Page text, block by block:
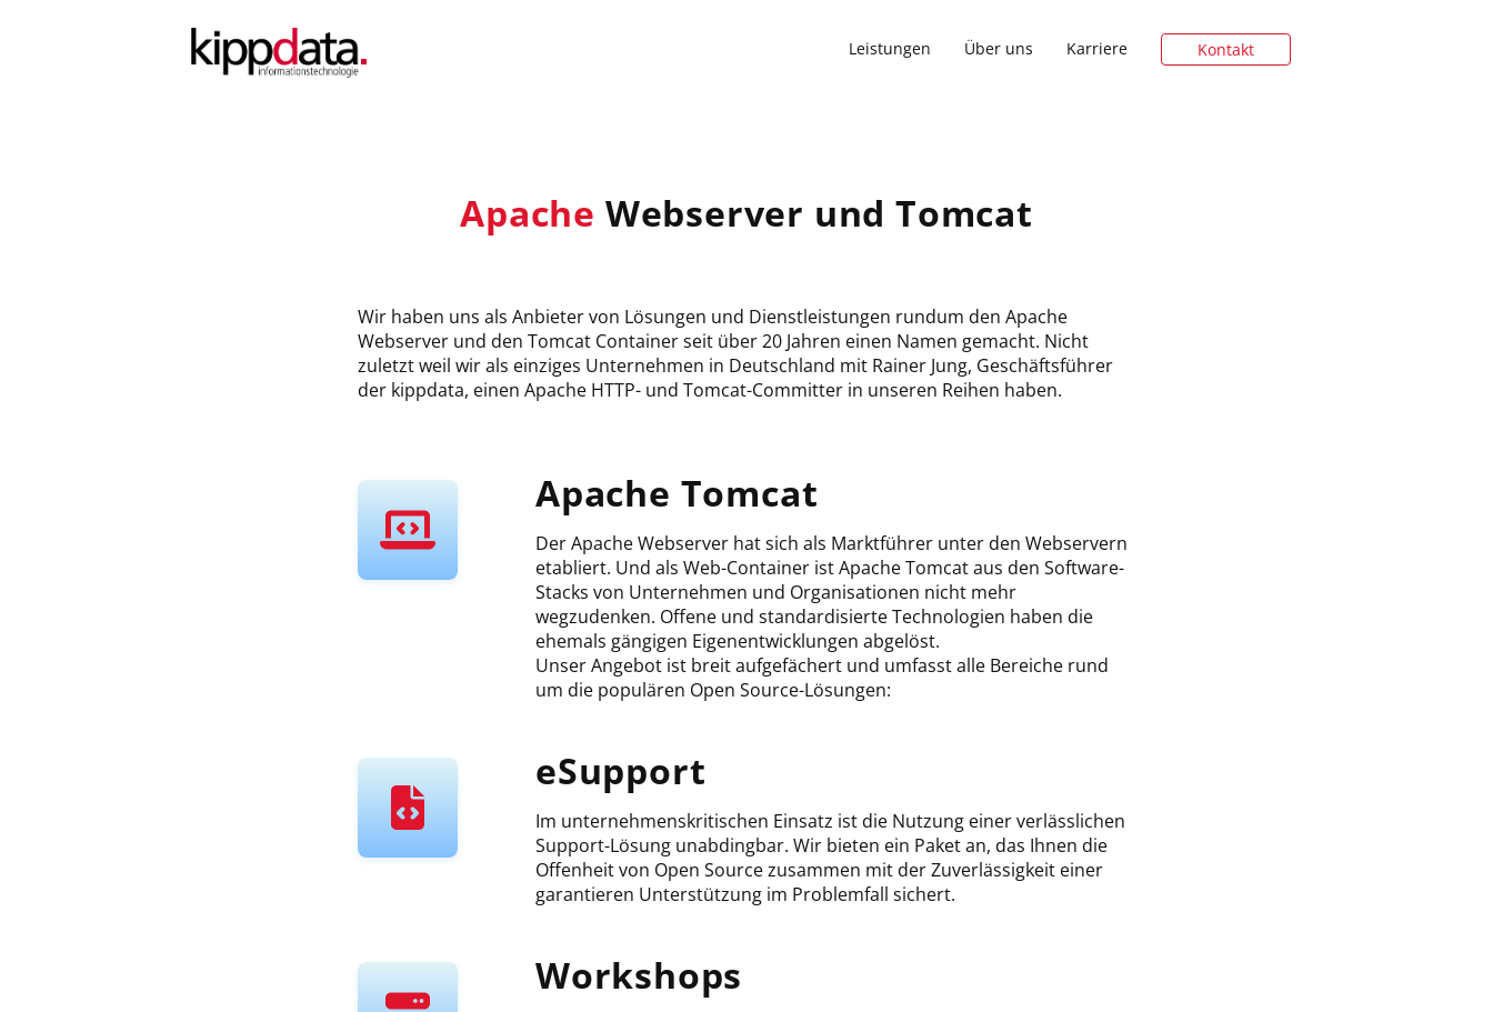
Hauptnavigation
Leistungen Über uns Karriere Kontakt
Apache Webserver und Tomcat
Wir haben uns als Anbieter von Lösungen und Dienstleistungen rundum den Apache
Webserver und den Tomcat Container seit über 20 Jahren einen Namen gemacht. Nicht
zuletzt weil wir als einziges Unternehmen in Deutschland mit Rainer Jung, Geschäftsführer
der kippdata, einen Apache HTTP- und Tomcat-Committer in unseren Reihen haben.
Apache Tomcat
Der Apache Webserver hat sich als Marktführer unter den Webservern
etabliert. Und als Web-Container ist Apache Tomcat aus den Software-
Stacks von Unternehmen und Organisationen nicht mehr
wegzudenken. Offene und standardisierte Technologien haben die
ehemals gängigen Eigenentwicklungen abgelöst.
Unser Angebot ist breit aufgefächert und umfasst alle Bereiche rund
um die populären Open Source-Lösungen:
eSupport
Im unternehmenskritischen Einsatz ist die Nutzung einer verlässlichen
Support-Lösung unabdingbar. Wir bieten ein Paket an, das Ihnen die
Offenheit von Open Source zusammen mit der Zuverlässigkeit einer
garantieren Unterstützung im Problemfall sichert.
Workshops